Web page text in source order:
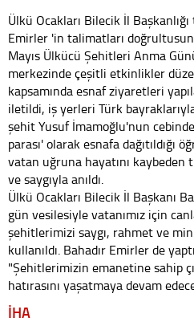
Ülkü Ocakları Bilecik İl
Emirler 'in talimatları
Mayıs Ülkücü Şehitleri Anma
merkezinde çeşitli etkinlikler
kapsamında esnaf ziyaretleri
iletildi, iş yerleri Türk
şehit Yusuf İmamoğlu'nun
parası' olarak esnafa dağıtıldığı
vatan uğruna hayatını
ve saygıyla anıldı.
Ülkü Ocakları Bilecik İl Başkanı
gün vesilesiyle vatanımız için
şehitlerimizi saygı, rahmet ve
kullanıldı. Bahadır Emirler de
"Şehitlerimizin emanetine sahip
hatırasını yaşatmaya devam
İHA